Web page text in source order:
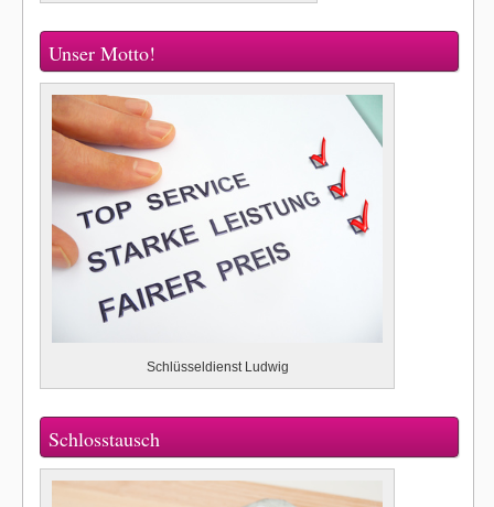
Unser Motto!
Schlüsseldienst Ludwig
Schlosstausch